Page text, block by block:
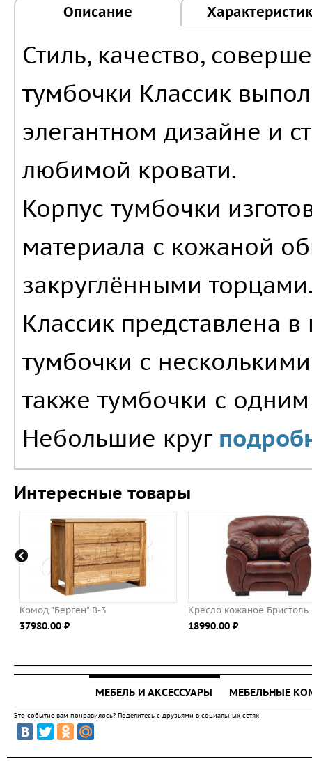
Описание
Стиль, качество,
тумбочки Классик
элегантном дизайне и
любимой кровати.
Корпус тумбочки
материала с кожаной
закруглёнными
Классик представлена
тумбочки с
также тумбочки с
Небольшие круг
Интересные товары
Кресло кожаное Бристоль Комод
МЕБЕЛЬ И АКСЕССУАРЫ МЕБЕЛЬНЫЕ
Это событие вам понравилось? Поделитесь с друзьями в социальных сетях